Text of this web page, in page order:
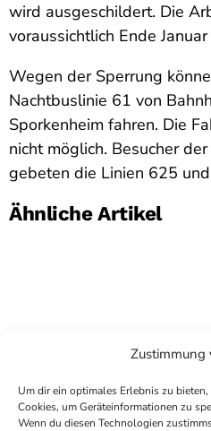
Zustimmung
Um dir ein optimales Erlebnis zu
Cookies, um Geräteinformationen zu
Wenn du diesen Technologien
wird ausgeschildert. Die
voraussichtlich Ende
Wegen der Sperrung
Nachtbuslinie 61 von
Sporkenheim fahren. Die
nicht möglich. Besucher
gebeten die Linien 625
Ähnliche Artikel